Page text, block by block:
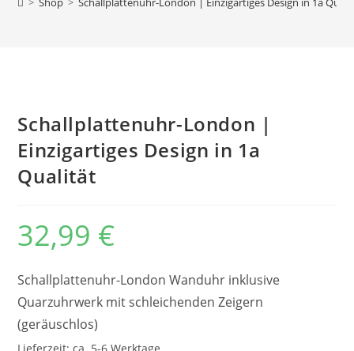
Schallplattenuhr-London |
Einzigartiges Design in 1a
Qualität
32,99 €
Schallplattenuhr-London Wanduhr inklusive
Quarzuhrwerk mit schleichenden Zeigern
(geräuschlos)